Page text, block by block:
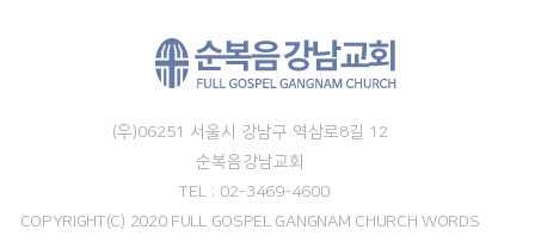
(우)06251 서울시 강남구 역삼로8길 12
순복음강남교회
TEL : 02-3469-4600
COPYRIGHT(C) 2020 FULL GOSPEL GANGNAM CHURCH WORDS